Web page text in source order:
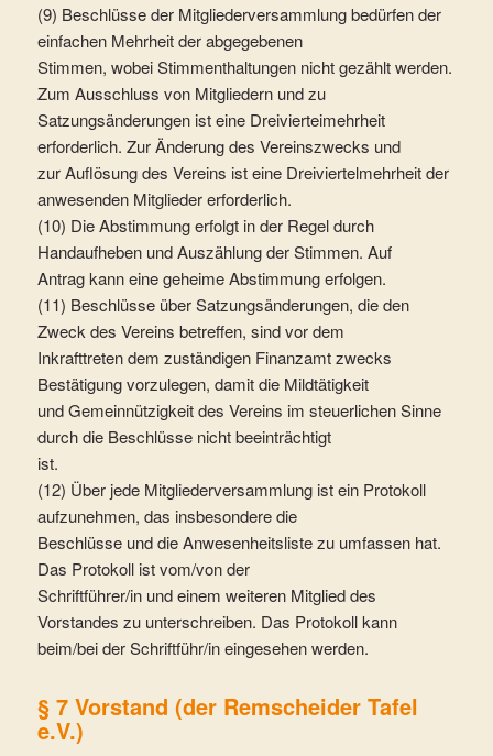
(9) Beschlüsse der Mitgliederversammlung bedürfen der
einfachen Mehrheit der abgegebenen
Stimmen, wobei Stimmenthaltungen nicht gezählt werden.
Zum Ausschluss von Mitgliedern und zu
Satzungsänderungen ist eine Dreivierteimehrheit
erforderlich. Zur Änderung des Vereinszwecks und
zur Auflösung des Vereins ist eine Dreiviertelmehrheit der
anwesenden Mitglieder erforderlich.
(10) Die Abstimmung erfolgt in der Regel durch
Handaufheben und Auszählung der Stimmen. Auf
Antrag kann eine geheime Abstimmung erfolgen.
(11) Beschlüsse über Satzungsänderungen, die den
Zweck des Vereins betreffen, sind vor dem
Inkrafttreten dem zuständigen Finanzamt zwecks
Bestätigung vorzulegen, damit die Mildtätigkeit
und Gemeinnützigkeit des Vereins im steuerlichen Sinne
durch die Beschlüsse nicht beeinträchtigt
ist.
(12) Über jede Mitgliederversammlung ist ein Protokoll
aufzunehmen, das insbesondere die
Beschlüsse und die Anwesenheitsliste zu umfassen hat.
Das Protokoll ist vom/von der
Schriftführer/in und einem weiteren Mitglied des
Vorstandes zu unterschreiben. Das Protokoll kann
beim/bei der Schriftführ/in eingesehen werden.
§ 7 Vorstand (der Remscheider Tafel
e.V.)